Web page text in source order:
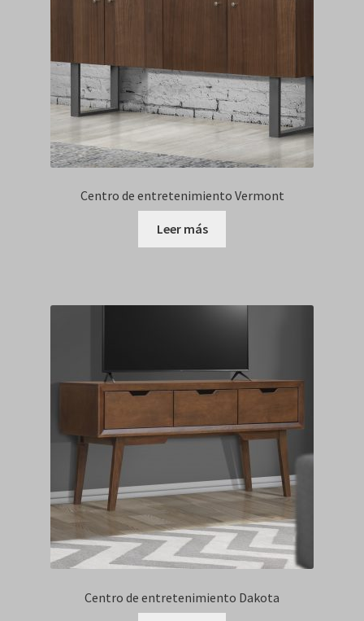
Centro de entretenimiento Vermont
Leer más
Centro de entretenimiento Dakota